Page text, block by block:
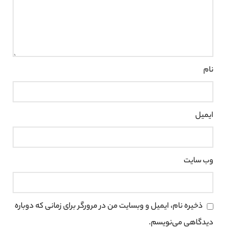
نام
ایمیل
وب‌ سایت
ذخیره نام، ایمیل و وبسایت من در مرورگر برای زمانی که دوباره
دیدگاهی می‌نویسم.